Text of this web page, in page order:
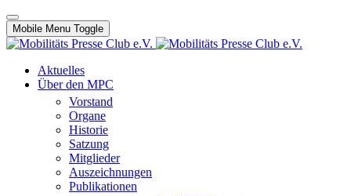
Mobile Menu Toggle
Aktuelles
Über den MPC
Vorstand
Organe
Historie
Satzung
Mitglieder
Auszeichnungen
Publikationen